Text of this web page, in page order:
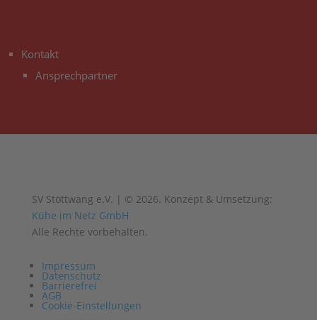
Kontakt
Ansprechpartner
SV Stöttwang e.V. | © 2026. Konzept & Umsetzung:
Kühe im Netz GmbH
Alle Rechte vorbehalten.
Impressum
Datenschutz
Barrierefrei
AGB
Cookie-Einstellungen